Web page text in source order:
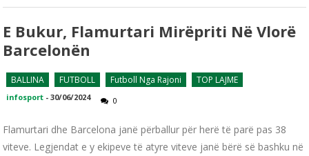
E Bukur, Flamurtari Mirëpriti Në Vlorë
Barcelonën
BALLINA FUTBOLL Futboll Nga Rajoni TOP LAJME
infosport -30/06/2024 0
Flamurtari dhe Barcelona janë përballur për herë të parë pas 38
viteve. Legjendat e y ekipeve të atyre viteve janë bërë së bashku në